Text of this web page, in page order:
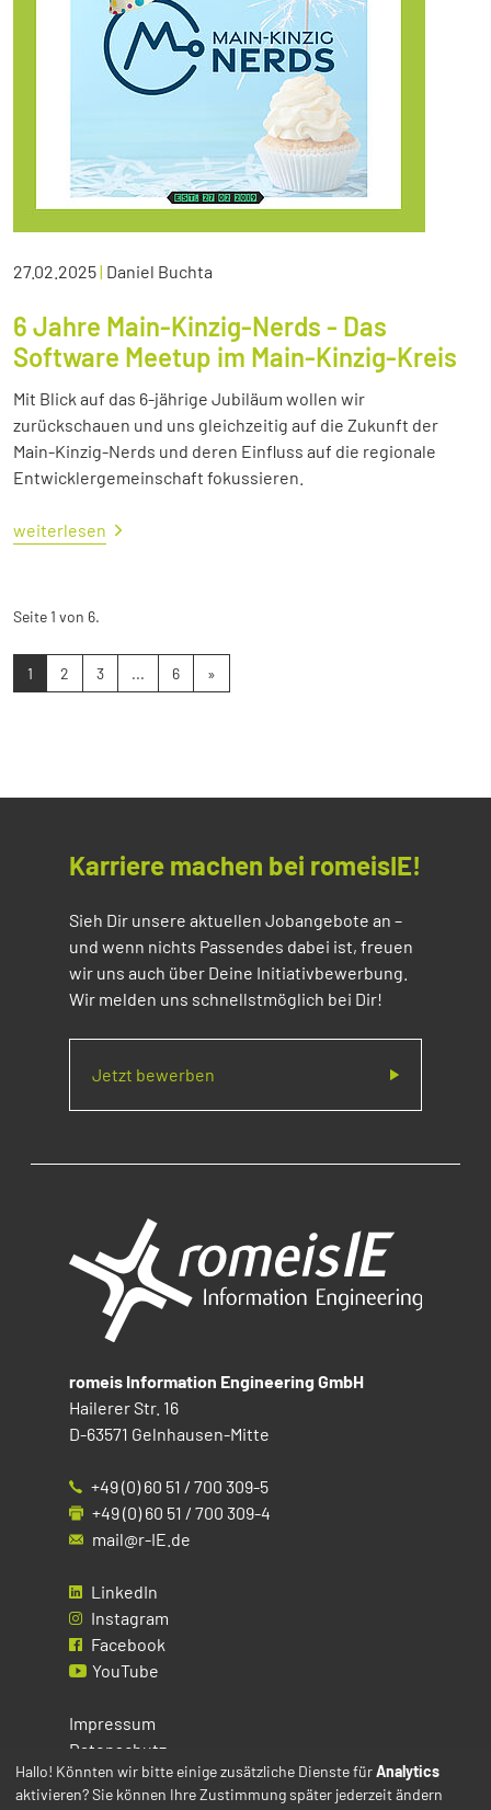
27.02.2025| Daniel Buchta
6 Jahre Main-Kinzig-Nerds - Das
Software Meetup im Main-Kinzig-Kreis
Mit Blick auf das 6-jährige Jubiläum wollen wir
zurückschauen und uns gleichzeitig auf die Zukunft der
Main-Kinzig-Nerds und deren Einfluss auf die regionale
Entwicklergemeinschaft fokussieren.
weiterlesen
Seite 1 von 6.
1 2 3 ... 6 »
Karriere machen bei romeisIE!
Sieh Dir unsere aktuellen Jobangebote an –
und wenn nichts Passendes dabei ist, freuen
wir uns auch über Deine Initiativbewerbung.
Wir melden uns schnellstmöglich bei Dir!
Jetzt bewerben
romeis Information Engineering GmbH
Hailerer Str. 16
D-63571 Gelnhausen-Mitte
+49 (0) 60 51 / 700 309-5
+49 (0) 60 51 / 700 309-4
mail@r-IE.de
LinkedIn
Instagram
Facebook
YouTube
Impressum
Datenschutz
Cookies
Hallo! Könnten wir bitte einige zusätzliche Dienste fürAnalytics
aktivieren? Sie können Ihre Zustimmung später jederzeit ändern